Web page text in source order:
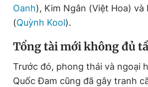
Theo dõi báo trên
0906 645 777 0908 780
Quảng cáo Tòa
Oanh), Kim Ngân (Việt Hoa) và
(Quỳnh Kool).
Tổng tài mới không đủ
Trước đó, phong thái và ngoại
Quốc Đam cũng đã gây tranh